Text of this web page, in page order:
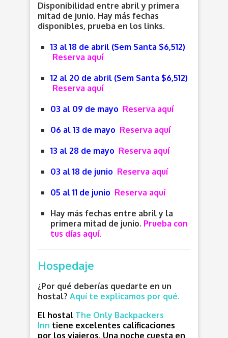
Disponibilidad entre abril y primera
mitad de junio. Hay más fechas
disponibles, prueba en los links.
13 al 18 de abril (Sem Santa $6,512)
Reserva aquí
12 al 20 de abril (Sem Santa $6,512)
Reserva aquí
03 al 09 de mayo Reserva aquí
06 al 13 de mayo Reserva aquí
13 al 28 de mayo Reserva aquí
03 al 18 de junio Reserva aquí
05 al 11 de junio Reserva aquí
Hay más fechas entre abril y la
primera mitad de junio. Prueba con
tus días aquí.
Hospedaje
¿Por qué deberías quedarte en un
hostal? Aquí te explicamos por qué.
El hostal The Only Backpackers
Inn tiene excelentes calificaciones
por los viajeros. Una noche cuesta en